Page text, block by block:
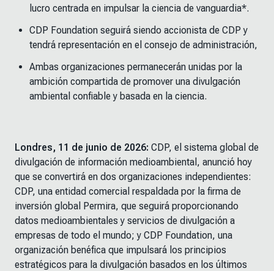
lucro centrada en impulsar la ciencia de vanguardia*.
CDP Foundation seguirá siendo accionista de CDP y
tendrá representación en el consejo de administración,
Ambas organizaciones permanecerán unidas por la
ambición compartida de promover una divulgación
ambiental confiable y basada en la ciencia.
Londres, 11 de junio de 2026: CDP, el sistema global de
divulgación de información medioambiental, anunció hoy
que se convertirá en dos organizaciones independientes:
CDP, una entidad comercial respaldada por la firma de
inversión global Permira, que seguirá proporcionando
datos medioambientales y servicios de divulgación a
empresas de todo el mundo; y CDP Foundation, una
organización benéfica que impulsará los principios
estratégicos para la divulgación basados en los últimos